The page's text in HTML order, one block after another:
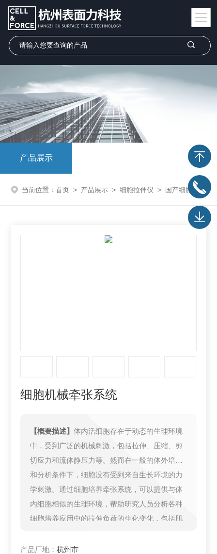
产品展示
当前位置： 首页 > 产品展示 > 细胞拉伸仪 > 国产细胞牵张培养系统
细胞机械牵张系统
【概要描述】体内活细胞存在于动态的生理环境
中，受到广泛的机械刺激，包括拉伸、压缩、剪
切应力和流体静压力等。然而在一般的体外培养
和分析条件下，细胞没有受到来自生长环境的力
学刺激。通过细胞培养牵张系统，可以提供与体
内细胞相似的生理环境，帮助研究人员分析各种
细胞培养应用中的拉伸负荷的生化变化，包括肌
产品厂地：杭州市